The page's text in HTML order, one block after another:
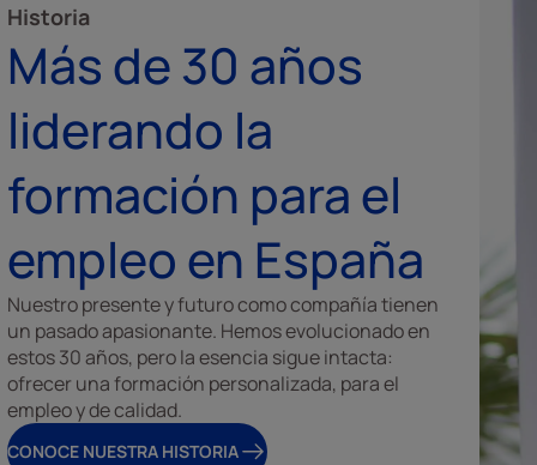
Historia
Más de 30 años
liderando la
formación para el
empleo en España
Nuestro presente y futuro como compañía tienen
un pasado apasionante. Hemos evolucionado en
estos 30 años, pero la esencia sigue intacta:
ofrecer una formación personalizada, para el
empleo y de calidad.
CONOCE NUESTRA HISTORIA